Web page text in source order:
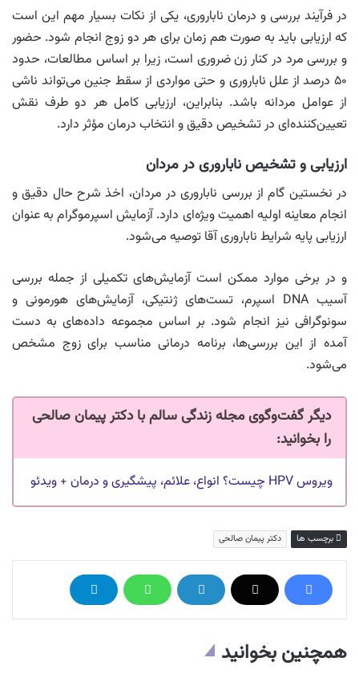
در فرآیند بررسی و درمان ناباروری، یکی از نکات بسیار مهم این است
که ارزیابی باید به ‌صورت هم‌ زمان برای هر دو زوج انجام شود. حضور
و بررسی مرد در کنار زن ضروری است، زیرا بر اساس مطالعات، حدود
۵۰ درصد از علل ناباروری و حتی مواردی از سقط‌ جنین می‌تواند ناشی
از عوامل مردانه باشد. بنابراین، ارزیابی کامل هر دو طرف نقش
تعیین‌کننده‌ای در تشخیص دقیق و انتخاب درمان مؤثر دارد.
ارزیابی و تشخیص ناباروری در مردان
در نخستین گام از بررسی ناباروری در مردان، اخذ شرح حال دقیق و
انجام معاینه اولیه اهمیت ویژه‌ای دارد. آزمایش اسپرموگرام به عنوان
ارزیابی پایه شرایط ناباروری آقا توصیه می‌شود.
و در برخی موارد ممکن است آزمایش‌های تکمیلی از جمله بررسی
آسیب DNA اسپرم، تست‌های ژنتیکی، آزمایش‌های هورمونی و
سونوگرافی نیز انجام شود. بر اساس مجموعه داده‌های به‌ دست‌
آمده از این بررسی‌ها، برنامه درمانی مناسب برای زوج مشخص
می‌شود.
دیگر گفت‌وگوی مجله زندگی سالم با دکتر پیمان صالحی
را بخوانید:
ویروس HPV چیست؟ انواع، علائم، پیشگیری و درمان + ویدئو
برچسب ها دکتر پیمان صالحی
همچنین بخوانید